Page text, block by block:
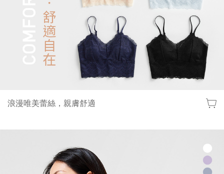
lativ 米格國際 - 台灣平價高品質國民服飾品牌
浪漫唯美蕾絲，親膚舒適